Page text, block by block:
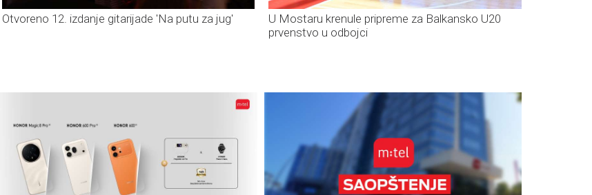
Otvoreno 12. izdanje gitarijade 'Na putu za jug'
U Mostaru krenule pripreme za Balkansko U20
prvenstvo u odbojci